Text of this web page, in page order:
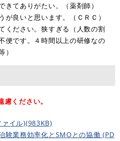
きてありがたい。（薬剤師）
が良いと思います。（ＣＲＣ）
ください。狭すぎる（人数の割
便です。４時間以上の研修なの
）
ください。
ァイル)(983KB)
験業務効率化とSMOとの協働 (PD